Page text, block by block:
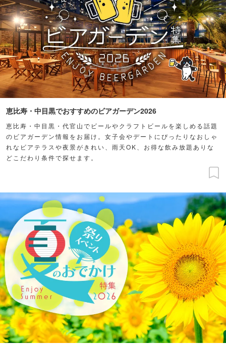
恵比寿・中目黒でおすすめのビアガーデン2026
恵比寿・中目黒・代官山でビールやクラフトビールを楽しめる話題
のビアガーデン情報をお届け。女子会やデートにぴったりなおしゃ
れなビアテラスや夜景がきれい、雨天OK、お得な飲み放題ありな
どこだわり条件で探せます。